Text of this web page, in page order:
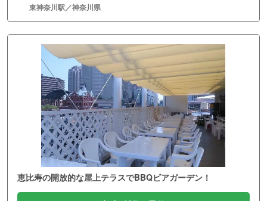
東神奈川駅／神奈川県
恵比寿の開放的な屋上テラスでBBQビアガーデン！